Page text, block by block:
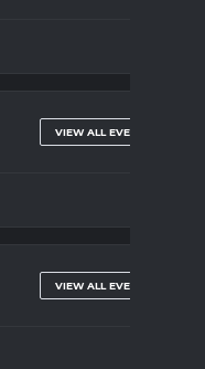
VIEW ALL EVENTS
VIEW ALL EVENTS